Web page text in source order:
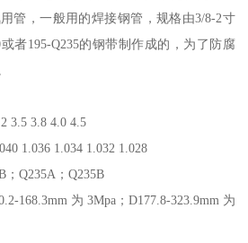
管，一般用的焊接钢管，规格由3/8-2寸
者195-Q235的钢带制作成的，为了防腐
3.5 3.8 4.0 4.5
1.036 1.034 1.032 1.028
；Q235A；Q235B
168.3mm为3Mpa；D177.8-323.9mm为